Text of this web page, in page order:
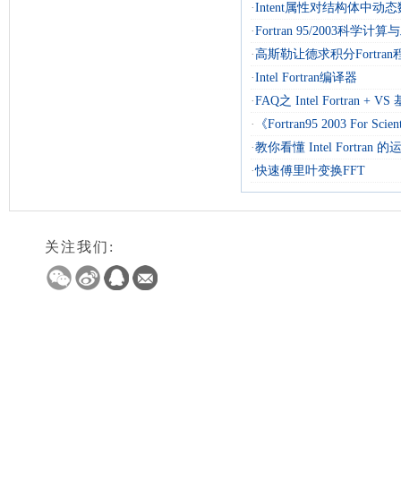
·Intent属性对结构体中动
·Fortran 95/2003科学计算
·高斯勒让德求积分Fortran
·Intel Fortran编译器
·FAQ之 Intel Fortran + VS
·
《Fortran95 2003 For
·教你看懂 Intel Fortran 的
·快速傅里叶变换FFT
关注我们: